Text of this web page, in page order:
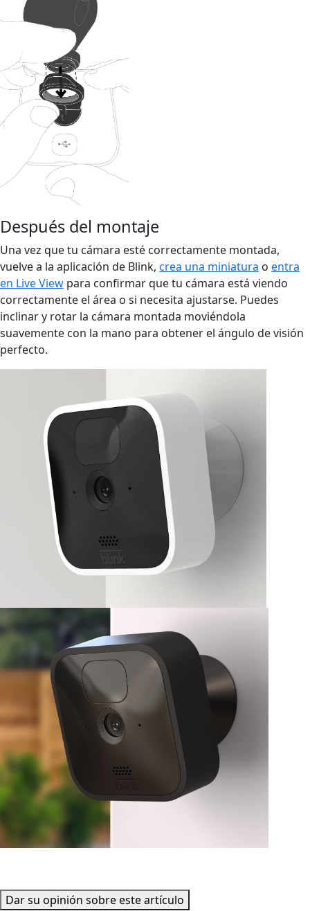
Después del montaje
Una vez que tu cámara esté correctamente montada,
vuelve a la aplicación de Blink, crea una miniatura o entra
en Live View para confirmar que tu cámara está viendo
correctamente el área o si necesita ajustarse. Puedes
inclinar y rotar la cámara montada moviéndola
suavemente con la mano para obtener el ángulo de visión
perfecto.
Dar su opinión sobre este artículo